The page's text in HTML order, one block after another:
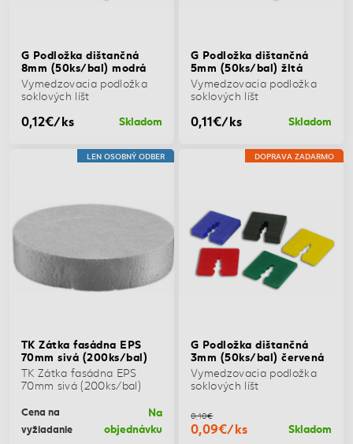
G Podložka dištančná
8mm (50ks/bal) modrá
Vymedzovacia podložka
soklových líšt
0,12€/ks Skladom
G Podložka dištančná
5mm (50ks/bal) žltá
Vymedzovacia podložka
soklových líšt
0,11€/ks Skladom
LEN OSOBNÝ ODBER
TK Zátka fasádna EPS
70mm sivá (200ks/bal)
TK Zátka fasádna EPS
70mm sivá (200ks/bal)
Cena na
vyžiadanie
Na
objednávku
DOPRAVA ZADARMO
G Podložka dištančná
3mm (50ks/bal) červená
Vymedzovacia podložka
soklových líšt
0,10€
0,09€/ks Skladom